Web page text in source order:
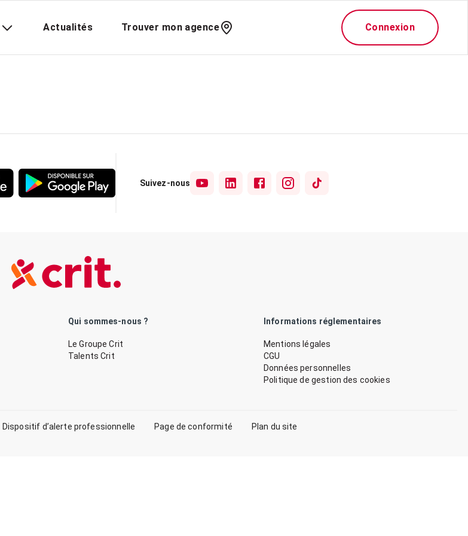
Actualités Trouver mon agence Connexion
Suivez-nous
Qui sommes-nous ?
Le Groupe Crit
Talents Crit
Informations réglementaires
Mentions légales
CGU
Données personnelles
Politique de gestion des cookies
Dispositif d’alerte professionnelle Page de conformité Plan du site